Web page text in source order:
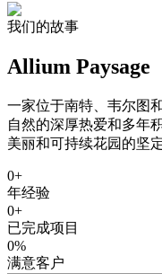
我们的故事
Allium Paysage
一家位于南特、韦尔图
自然的深厚热爱和多年
美丽和可持续花园的坚
0+
年经验
0+
已完成项目
0%
满意客户